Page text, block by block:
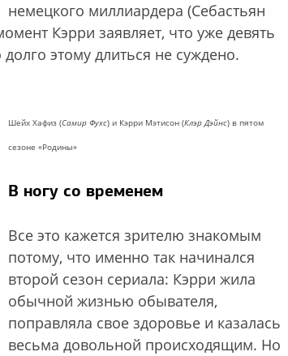
немецкого миллиардера (Себастьян
Кэрри заявляет, что уже девять
этому длиться не суждено.
Шейх Хафиз (Самир Фухс) и Кэрри Мэтисон (Клэр Дэйнс) в пятом
сезоне «Родины»
В ногу со временем
Все это кажется зрителю знакомым
потому, что именно так начинался
второй сезон сериала: Кэрри жила
обычной жизнью обывателя,
поправляла свое здоровье и казалась
весьма довольной происходящим. Но